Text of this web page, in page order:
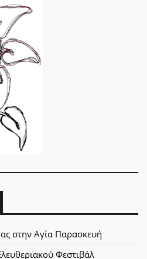
στην Αγία Παρασκευή
Φεστιβάλ